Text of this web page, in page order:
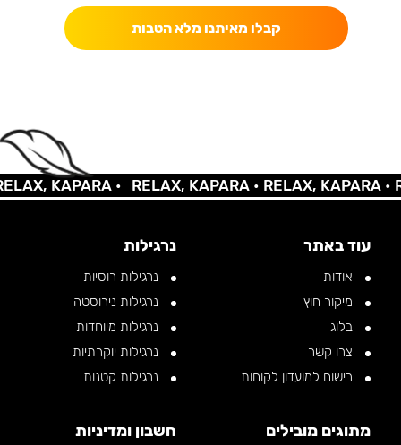
קבלו מאיתנו מלא הטבות
KAPARA • RELAX, KAPARA •RELAX, KAPARA •
עוד באתר
אודות
מיקור חוץ
בלוג
צרו קשר
רישום למועדון לקוחות
נרגילות
נרגילות רוסיות
נרגילות נירוסטה
נרגילות מיוחדות
נרגילות יוקרתיות
נרגילות קטנות
מתוגים מובילים חשבון ומדיניות